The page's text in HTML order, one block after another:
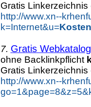
Gratis Linkerzeichnis
http://www.xn--
k=Internet&u=
7. Gratis
ohne Backlinkpflicht
Gratis Linkerzeichnis
http://www.xn--